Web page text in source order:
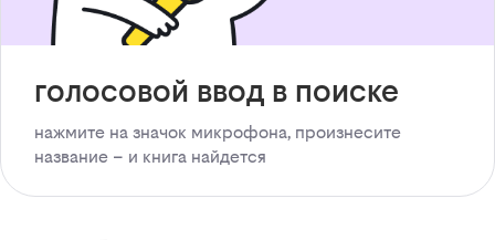
голосовой ввод в поиске
нажмите на значок микрофона, произнесите
название – и книга найдется